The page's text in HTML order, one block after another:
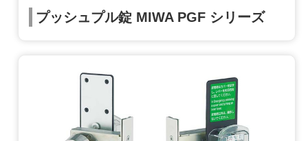
プッシュプル錠 MIWA PGF シリーズ